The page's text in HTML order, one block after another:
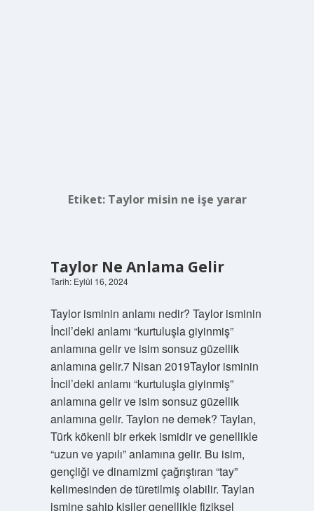
Etiket: Taylor misin ne işe yarar
Taylor Ne Anlama Gelir
Tarih: Eylül 16, 2024
Taylor isminin anlamı nedir? Taylor isminin
İncil’deki anlamı “kurtuluşla giyinmiş”
anlamına gelir ve isim sonsuz güzellik
anlamına gelir.7 Nisan 2019Taylor isminin
İncil’deki anlamı “kurtuluşla giyinmiş”
anlamına gelir ve isim sonsuz güzellik
anlamına gelir. Taylon ne demek? Taylan,
Türk kökenli bir erkek ismidir ve genellikle
“uzun ve yapılı” anlamına gelir. Bu isim,
gençliği ve dinamizmi çağrıştıran “tay”
kelimesinden de türetilmiş olabilir. Taylan
ismine sahip kişiler genellikle fiziksel